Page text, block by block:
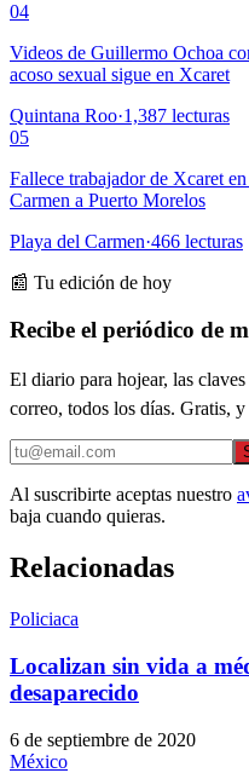
04
Videos de Guillermo Ochoa
acoso sexual sigue en Xcaret
Quintana Roo·1,387 lecturas
05
Fallece trabajador de Xcaret
Carmen a Puerto Morelos
Playa del Carmen·466 lecturas
📰 Tu edición de hoy
Recibe el periódico de
El diario para hojear, las
correo, todos los días. Gratis,
Al suscribirte aceptas nuestro
baja cuando quieras.
Relacionadas
Policiaca
Localizan sin vida a
desaparecido
6 de septiembre de 2020
México